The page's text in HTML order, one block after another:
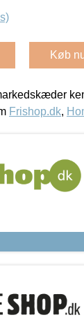
Køb
Frishop.dk,